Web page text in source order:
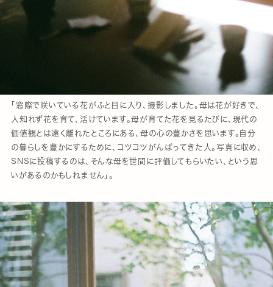
「窓際で咲いている花がふと目に入り、撮影しました。母は花が好きで、
人知れず花を育て、活けています。母が育てた花を見るたびに、現代の
価値観とは遠く離れたところにある、母の心の豊かさを思います。自分
の暮らしを豊かにするために、コツコツがんばってきた人。写真に収め、
SNSに投稿するのは、そんな母を世間に評価してもらいたい、という思
いがあるのかもしれません」。